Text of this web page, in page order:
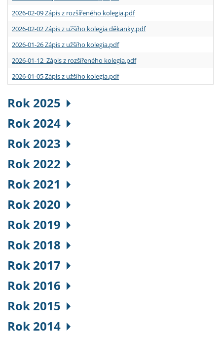
2026-02-09 Zápis z rozšířeného kolegia.pdf
2026-02-02 Zápis z užšího kolegia děkanky.pdf
2026-01-26 Zápis z užšího kolegia.pdf
2026-01-12 Zápis z rozšířeného kolegia.pdf
2026-01-05 Zápis z užšího kolegia.pdf
Rok 2025
Rok 2024
Rok 2023
Rok 2022
Rok 2021
Rok 2020
Rok 2019
Rok 2018
Rok 2017
Rok 2016
Rok 2015
Rok 2014